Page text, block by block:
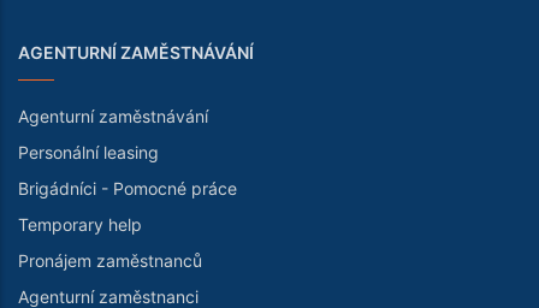
AGENTURNÍ ZAMĚSTNÁVÁNÍ
Agenturní zaměstnávání
Personální leasing
Brigádníci - Pomocné práce
Temporary help
Pronájem zaměstnanců
Agenturní zaměstnanci